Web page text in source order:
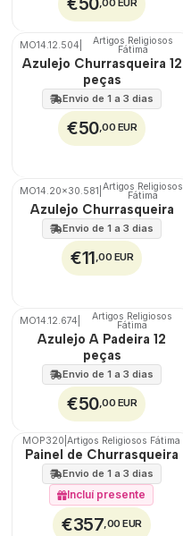
,00 EUR
🇵🇹
100%
MO14.12.504 Artigos Religiosos
Fátima
Azulejo Churrasqueira 12
peças
Envio de 1 a 3 dias
€50,00 EUR
🇵🇹
100%
EXT.
MO14.20x30.581 Artigos Religiosos
Fátima
Azulejo Churrasqueira
Envio de 1 a 3 dias
€11,00 EUR
🇵🇹
100%
MO14.12.674 Artigos Religiosos
Fátima
Azulejo A Padeira 12
peças
Envio de 1 a 3 dias
€50,00 EUR
🇵🇹
100%
EXT.
MOP320 |Artigos Religiosos Fátima
Painel de Churrasqueira
Envio de 1 a 3 dias
Incluí presente
€357,00 EUR